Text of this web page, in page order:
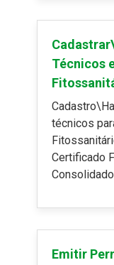
Técnicos
técnicos
Certificado
Consolidado
Emitir